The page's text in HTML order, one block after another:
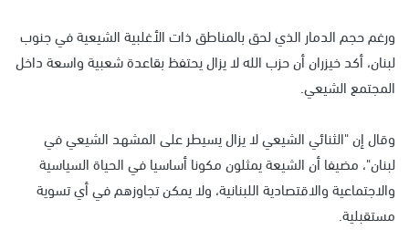
ورغم حجم الدمار الذي لحق بالمناطق ذات الأغلبية الشيعية في جنوب
لبنان، أكد خيزران أن حزب الله لا يزال يحتفظ بقاعدة شعبية واسعة داخل
المجتمع الشيعي.
وقال إن "الثنائي الشيعي لا يزال يسيطر على المشهد الشيعي في
لبنان"، مضيفا أن الشيعة يمثلون مكونا أساسيا في الحياة السياسية
والاجتماعية والاقتصادية اللبنانية، ولا يمكن تجاوزهم في أي تسوية
مستقبلية.